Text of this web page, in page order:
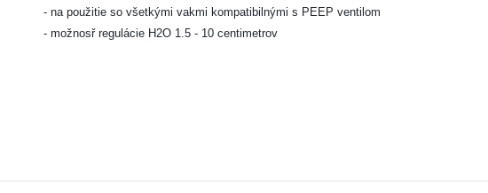
- na použitie so všetkými vakmi kompatibilnými s PEEP ventilom
- možnosř regulácie H2O 1.5 - 10 centimetrov